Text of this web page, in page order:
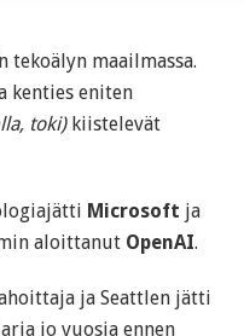
tekoälyn maailmassa.
kenties eniten
toki)kiistelevät
Microsoft ja
aloittanut OpenAI.
ja Seattlen jätti
jo vuosia ennen